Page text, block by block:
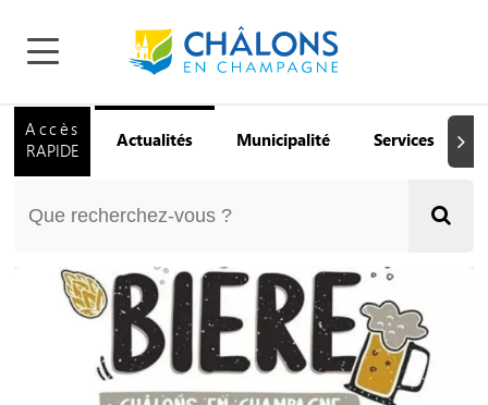
Accès
RAPIDE
Actualités Municipalité Services